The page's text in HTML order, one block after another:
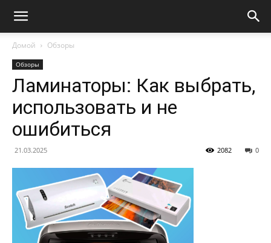
Домой Обзоры
Обзоры
Ламинаторы: Как выбрать,
использовать и не
ошибиться
21.03.2025 0
2082